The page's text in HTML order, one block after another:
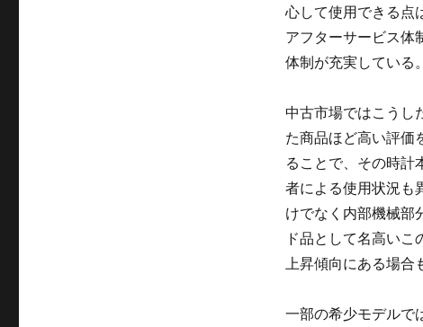
心して使用できる点
アフターサービス体
体制が充実している。
中古市場ではこうし
た商品ほど高い評価
ることで、その時計
者による使用状況も
けでなく内部機械部
ド品として名高い
上昇傾向にある場合
一部の希少モデルで